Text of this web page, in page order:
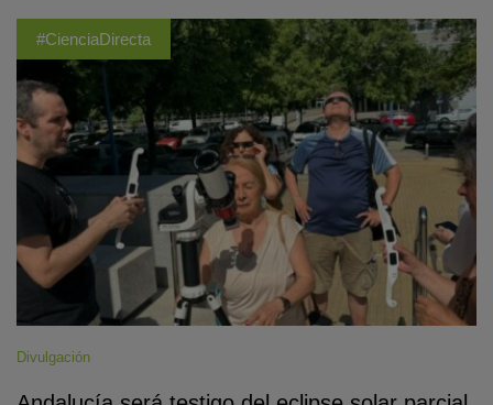
#CienciaDirecta
Divulgación